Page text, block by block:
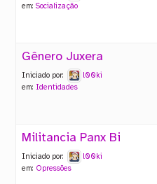
em:Socialização
Gênero Juxera
Iniciado por:
l00ki
em: Identidades
Militancia Panx Bi
Iniciado por:
l00ki
em: Opressões